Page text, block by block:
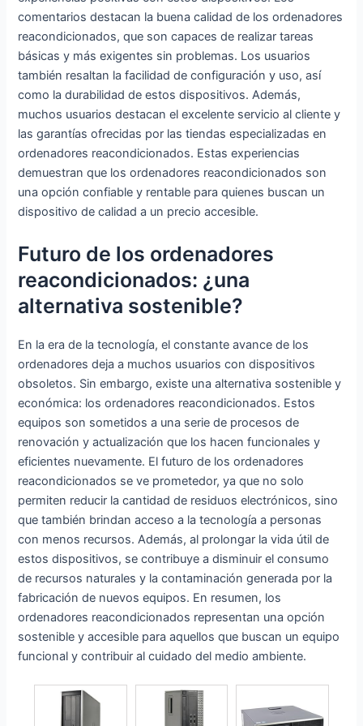
comentarios destacan la buena calidad de los ordenadores
reacondicionados, que son capaces de realizar tareas
básicas y más exigentes sin problemas. Los usuarios
también resaltan la facilidad de configuración y uso, así
como la durabilidad de estos dispositivos. Además,
muchos usuarios destacan el excelente servicio al cliente y
las garantías ofrecidas por las tiendas especializadas en
ordenadores reacondicionados. Estas experiencias
demuestran que los ordenadores reacondicionados son
una opción confiable y rentable para quienes buscan un
dispositivo de calidad a un precio accesible.
Futuro de los ordenadores
reacondicionados: ¿una
alternativa sostenible?
En la era de la tecnología, el constante avance de los
ordenadores deja a muchos usuarios con dispositivos
obsoletos. Sin embargo, existe una alternativa sostenible y
económica: los ordenadores reacondicionados. Estos
equipos son sometidos a una serie de procesos de
renovación y actualización que los hacen funcionales y
eficientes nuevamente. El futuro de los ordenadores
reacondicionados se ve prometedor, ya que no solo
permiten reducir la cantidad de residuos electrónicos, sino
que también brindan acceso a la tecnología a personas
con menos recursos. Además, al prolongar la vida útil de
estos dispositivos, se contribuye a disminuir el consumo
de recursos naturales y la contaminación generada por la
fabricación de nuevos equipos. En resumen, los
ordenadores reacondicionados representan una opción
sostenible y accesible para aquellos que buscan un equipo
funcional y contribuir al cuidado del medio ambiente.